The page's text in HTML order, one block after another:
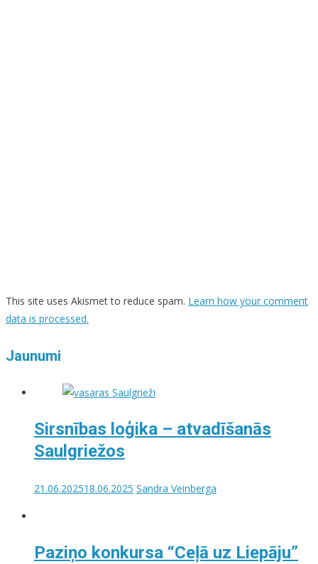
This site uses Akismet to reduce spam. Learn how your comment
data is processed.
Jaunumi
Sirsnības loģika – atvadīšanās
Saulgriežos
21.06.202518.06.2025 Sandra Veinberga
Paziņo konkursa “Ceļā uz Liepāju”